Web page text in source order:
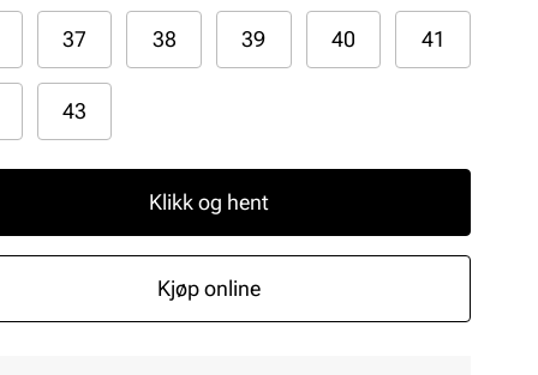
37 38 39 40 41
43
Klikk og hent
Kjøp online